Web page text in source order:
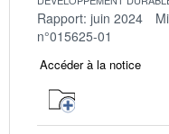
Rapport: juin 2024
n°015625-01
Accéder à la notice